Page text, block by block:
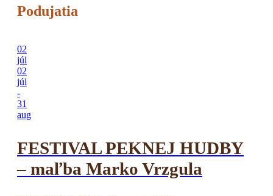
Podujatia
02
júl
02
júl
-
31
aug
FESTIVAL PEKNEJ HUDBY
– maľba Marko Vrzgula